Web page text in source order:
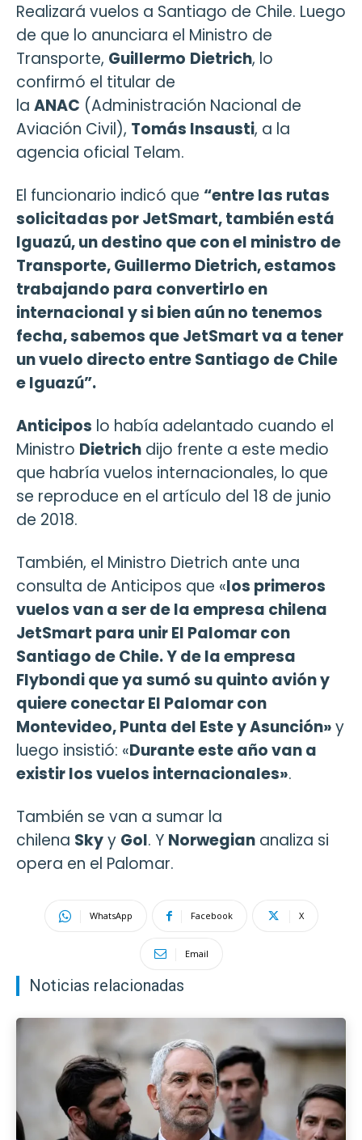
Realizará vuelos a Santiago de Chile. Luego
de que lo anunciara el Ministro de
Transporte, Guillermo Dietrich, lo
confirmó el titular de
la ANAC (Administración Nacional de
Aviación Civil), Tomás Insausti, a la
agencia oficial Telam.
El funcionario indicó que “entre las rutas
solicitadas por JetSmart, también está
Iguazú, un destino que con el ministro de
Transporte, Guillermo Dietrich, estamos
trabajando para convertirlo en
internacional y si bien aún no tenemos
fecha, sabemos que JetSmart va a tener
un vuelo directo entre Santiago de Chile
e Iguazú”.
Anticipos lo había adelantado cuando el
Ministro Dietrich dijo frente a este medio
que habría vuelos internacionales, lo que
se reproduce en el artículo del 18 de junio
de 2018.
También, el Ministro Dietrich ante una
consulta de Anticipos que «los primeros
vuelos van a ser de la empresa chilena
JetSmart para unir El Palomar con
Santiago de Chile. Y de la empresa
Flybondi que ya sumó su quinto avión y
quiere conectar El Palomar con
Montevideo, Punta del Este y Asunción»y
luego insistió: «Durante este año van a
existir los vuelos internacionales».
También se van a sumar la
chilena Skyy Gol. Y Norwegian analiza si
opera en el Palomar.
WhatsApp Facebook X
Email
Noticias relacionadas